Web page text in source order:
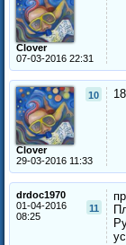
Clover
07-03-2016 22:31
10
Clover
29-03-2016 11:33
drdoc1970
11
01-04-2016
08:25